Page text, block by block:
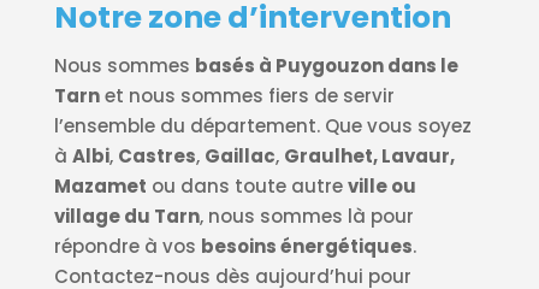
Notre zone d’intervention
Nous sommes basés à Puygouzon dans le
Tarnet nous sommes fiers de servir
l’ensemble du département. Que vous soyez
à Albi, Castres, Gaillac, Graulhet, Lavaur,
Mazamet ou dans toute autreville ou
village du Tarn, nous sommes là pour
répondre à vos besoins énergétiques.
Contactez-nous dès aujourd’hui pour